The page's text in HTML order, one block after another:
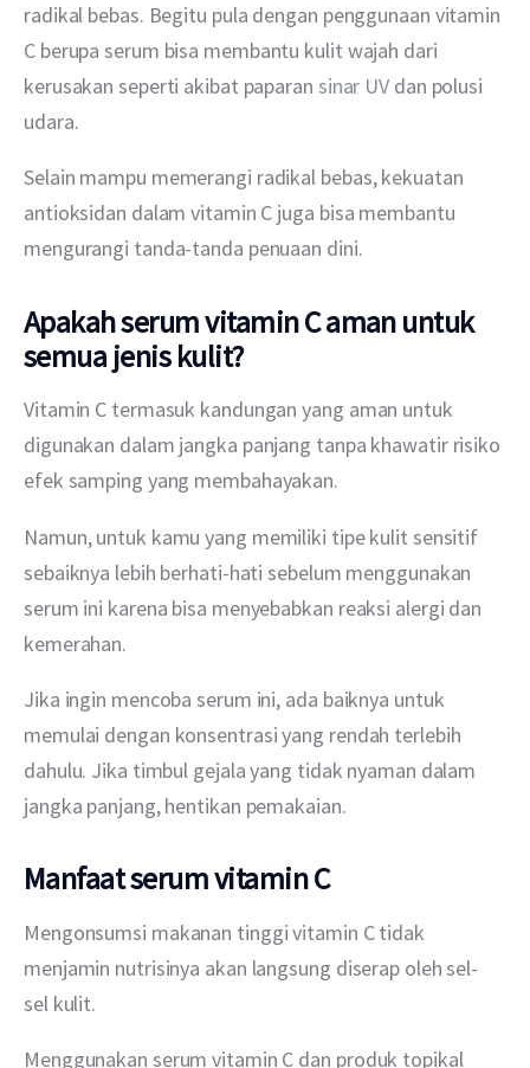
radikal bebas. Begitu pula dengan penggunaan vitamin
C berupa serum bisa membantu kulit wajah dari
kerusakan seperti akibat paparan sinar UV dan polusi
udara.
Selain mampu memerangi radikal bebas, kekuatan
antioksidan dalam vitamin C juga bisa membantu
mengurangi tanda-tanda penuaan dini.
Apakah serum vitamin C aman untuk
semua jenis kulit?
Vitamin C termasuk kandungan yang aman untuk
digunakan dalam jangka panjang tanpa khawatir risiko
efek samping yang membahayakan.
Namun, untuk kamu yang memiliki tipe kulit sensitif
sebaiknya lebih berhati-hati sebelum menggunakan
serum ini karena bisa menyebabkan reaksi alergi dan
kemerahan.
Jika ingin mencoba serum ini, ada baiknya untuk
memulai dengan konsentrasi yang rendah terlebih
dahulu. Jika timbul gejala yang tidak nyaman dalam
jangka panjang, hentikan pemakaian.
Manfaat serum vitamin C
Mengonsumsi makanan tinggi vitamin C tidak
menjamin nutrisinya akan langsung diserap oleh sel-
sel kulit.
Menggunakan serum vitamin C dan produk topikal